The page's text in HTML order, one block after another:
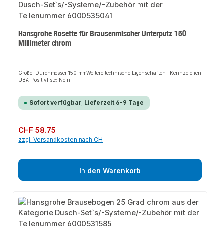
Hansgrohe Rosette für Brausenmischer Unterputz 150
Millimeter chrom
Größe: Durchmesser 150 mmWeitere technische Eigenschaften:· Kennzeichen
UBA-Positivliste: Nein
Sofort verfügbar, Lieferzeit 6-9 Tage
Regulärer Preis:
CHF 58.75
zzgl. Versandkosten nach CH
In den Warenkorb